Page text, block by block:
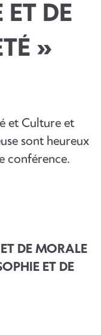
ET DE
»
et Culture et
sont heureux
conférence.
DE MORALE
ET DE